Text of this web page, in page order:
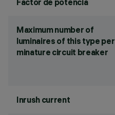
Factor de potencia
Maximum number of
luminaires of this type per
minature circuit breaker
Inrush current